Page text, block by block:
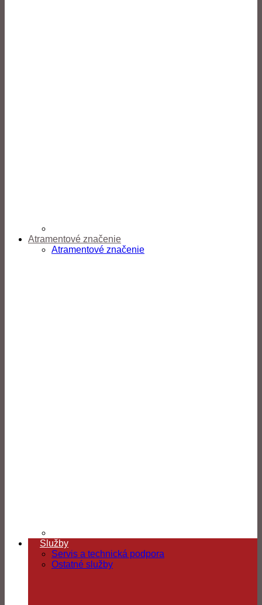
Atramentové značenie
Atramentové značenie
Služby
Servis a technická podpora
Ostatné služby